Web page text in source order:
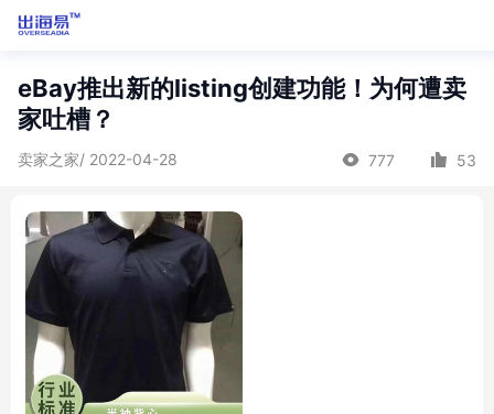
eBay推出新的listing创建功能！为何遭卖
家吐槽？
卖家之家/ 2022-04-28 777 53